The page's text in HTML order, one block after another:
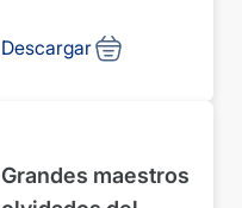
de Peñafort 13 de
febrero de 2020
Descargar
Grandes maestros